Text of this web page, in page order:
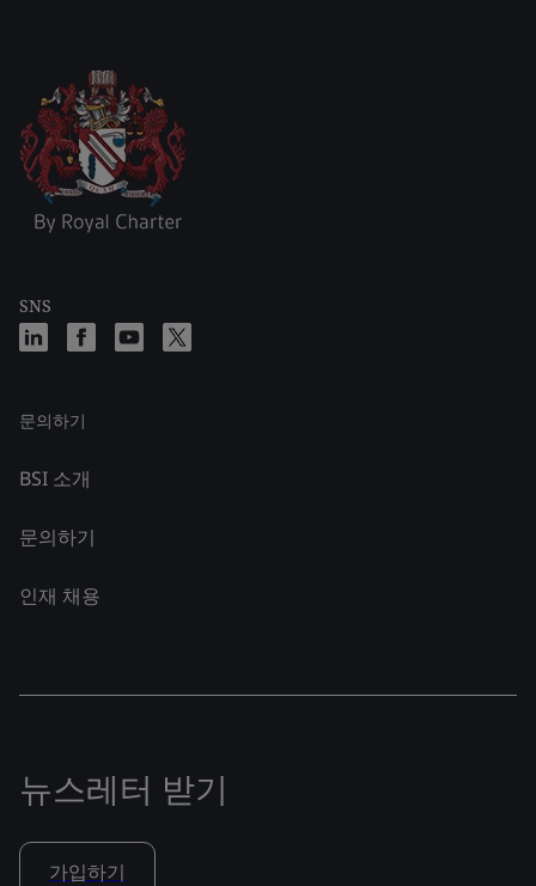
SNS
문의하기
BSI 소개
문의하기
인재 채용
뉴스레터 받기
가입하기